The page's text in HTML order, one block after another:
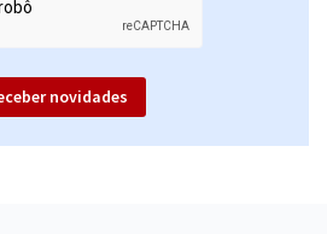
Especialidade: Ciências Contábeis
391,84à vista
deR$32,65
R$ 97,96 (-20%)
Comprar
novidades